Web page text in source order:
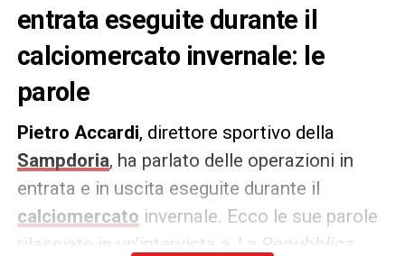
entrata eseguite durante il
calciomercato invernale: le
parole
Pietro Accardi, direttore sportivo della
Sampdoria, ha parlato delle operazioni in
entrata e in uscita eseguite durante il
calciomercato invernale. Ecco le sue parole
rilasciate in un’intervista a
La Repubblica